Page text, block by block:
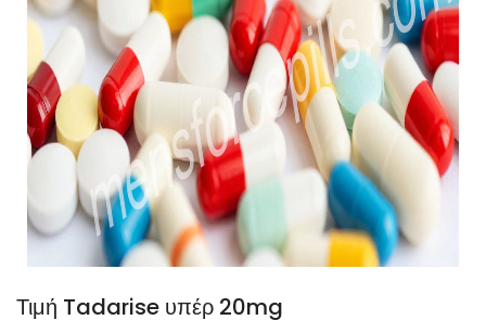
Τιμή Tadarise υπέρ 20mg